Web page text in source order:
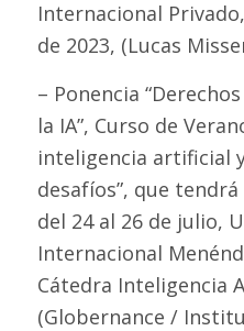
Internacional
de 2023, (Lucas
– Ponencia
la IA”, Curso de
inteligencia artificial
desafíos”, que
del 24 al 26 de julio,
Internacional
Cátedra Inteligencia
(Globernance /